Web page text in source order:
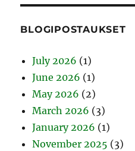
BLOGIPOSTAUKSET
July 2026 (1)
June 2026 (1)
May 2026 (2)
March 2026 (3)
January 2026 (1)
November 2025 (3)